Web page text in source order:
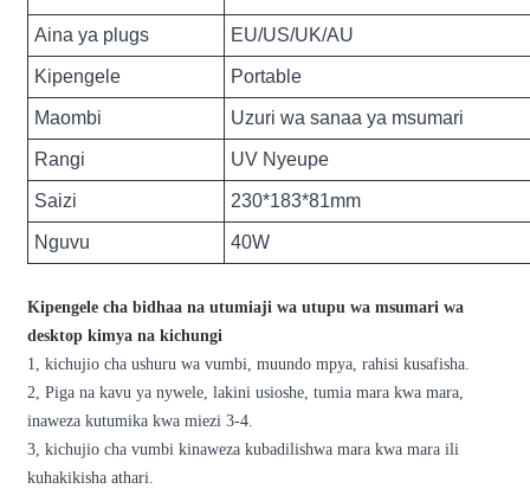
Aina ya plugs EU/US/UK/AU
Kipengele Portable
Maombi Uzuri wa sanaa ya msumari
Rangi UV Nyeupe
Saizi 230*183*81mm
Nguvu 40W
Kipengele cha bidhaa na utumiaji wa utupu wa msumari wa
desktop kimya na kichungi
1, kichujio cha ushuru wa vumbi, muundo mpya, rahisi kusafisha.
2, Piga na kavu ya nywele, lakini usioshe, tumia mara kwa mara,
inaweza kutumika kwa miezi 3-4.
3, kichujio cha vumbi kinaweza kubadilishwa mara kwa mara ili
kuhakikisha athari.